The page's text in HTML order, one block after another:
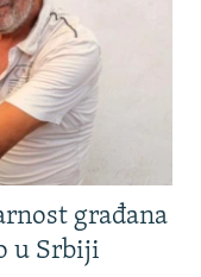
građana
u Srbiji